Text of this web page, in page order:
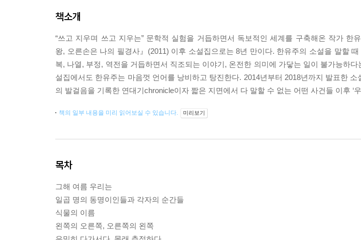
책소개
“쓰고 지우며 쓰고 지우는” 문학적 실험을 거듭하면서 독보적인 세계를 구축해온 작가 한
왕, 오른손은 나의 필경사』(2011) 이후 소설집으로는 8년 만이다. 한유주의 소설을 말할
복, 나열, 부정, 역전을 거듭하면서 직조되는 이야기, 온전한 의미에 가닿는 일이 불가능하
설집에서도 한유주는 마음껏 언어를 낭비하고 탕진한다. 2014년부터 2018년까지 발표한
의 발걸음을 기록한 연대기chronicle이자 짧은 지면에서 다 말할 수 없는 어떤 사건들 이후 ‘
책의 일부 내용을 미리 읽어보실 수 있습니다. 미리보기
목차
그해 여름 우리는
일곱 명의 동명이인들과 각자의 순간들
식물의 이름
왼쪽의 오른쪽, 오른쪽의 왼쪽